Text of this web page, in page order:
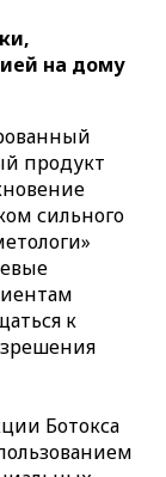
на дому
продукт
сильного
к
Ботокса